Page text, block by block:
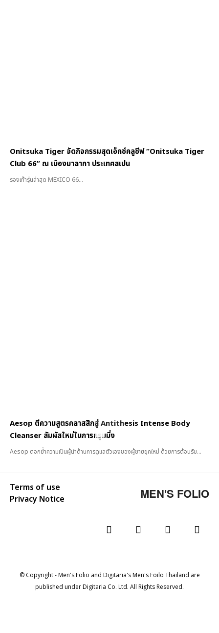
Onitsuka Tiger จัดกิจกรรมสุดเอ็กซ์คลูซีฟ “Onitsuka Tiger
Club 66” ณ เมืองมาลากา ประเทศสเปน
รองเท้ารุ่นล่าสุด MEXICO 66...
Aesop ตีความสูตรคลาสสิกสู่ Antithesis Intense Body
Cleanser สัมผัสใหม่ในการกรูมมิ่ง
Aesop ตอกย้ำความเป็นผู้นำด้านการดูแลตัวเองของผู้ชายยุคใหม่ ด้วยการต้อนรับ...
Terms of use
Privacy Notice
MEN'S FOLIO
© Copyright - Men's Folio and Digitaria's Men's Foilo Thailand are
published under Digitaria Co. Ltd. All Rights Reserved.